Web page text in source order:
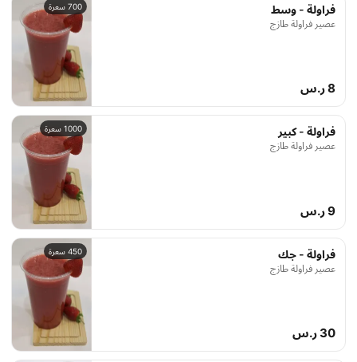
700 سعرة فراولة - وسط
عصير فراولة طازج
8 ر.س
1000 سعرة فراولة - كبير
عصير فراولة طازج
9 ر.س
450 سعرة فراولة - جك
عصير فراولة طازج
30 ر.س